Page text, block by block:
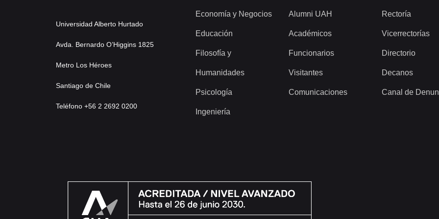
Universidad Alberto Hurtado
Avda. Bernardo O’Higgins 1825
Metro Los Héroes
Santiago de Chile
Teléfono +56 2 2692 0200
Economía y Negocios
Educación
Filosofía y
Humanidades
Psicología
Ingeniería
Alumni UAH
Académicos
Funcionarios
Visitantes
Comunicaciones
Rectoría
Vicerrectorías
Directorio
Decanos
Canal de